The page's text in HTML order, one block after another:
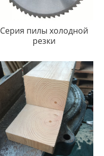
Серия пилы холодной
резки